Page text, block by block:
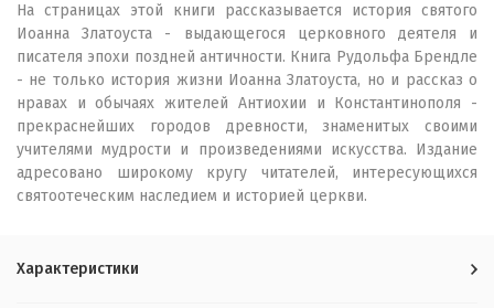
На страницах этой книги рассказывается история святого
Иоанна Златоуста - выдающегося церковного деятеля и
писателя эпохи поздней античности. Книга Рудольфа Брендле
- не только история жизни Иоанна Златоуста, но и рассказ о
нравах и обычаях жителей Антиохии и Константинополя -
прекраснейших городов древности, знаменитых своими
учителями мудрости и произведениями искусства. Издание
адресовано широкому кругу читателей, интересующихся
святоотеческим наследием и историей церкви.
Характеристики